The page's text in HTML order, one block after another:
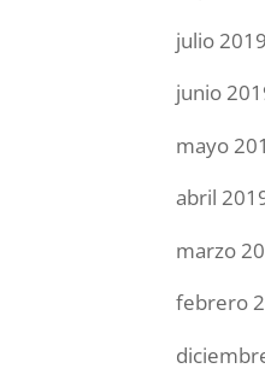
julio 2019
junio
mayo
abril
marzo
febrero